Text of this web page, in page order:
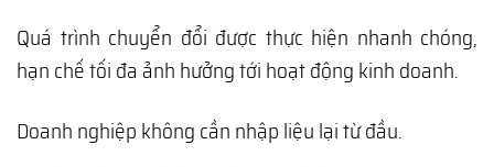
Quá trình chuyển đổi được thực hiện nhanh chóng,
hạn chế tối đa ảnh hưởng tới hoạt động kinh doanh.
Doanh nghiệp không cần nhập liệu lại từ đầu.